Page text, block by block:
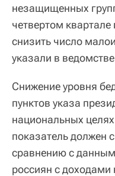
незащищенных
четвертом
снизить число
указали в
Снижение уровня
пунктов указа
национальных
показатель должен
сравнению с
россиян с